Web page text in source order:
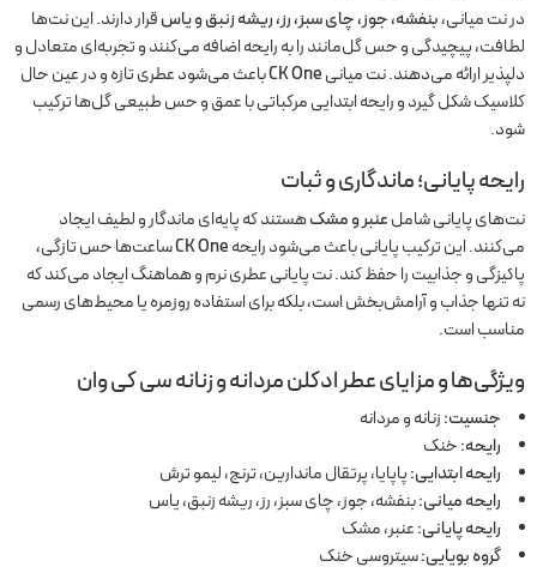
در نت میانی،بنفشه، جوز، چای سبز، رز، ریشه زنبق و یاسقرار دارند. این نت‌ها
لطافت، پیچیدگی و حس گل‌مانند را به رایحه اضافه می‌کنند و تجربه‌ای متعادل و
دلپذیر ارائه می‌دهند. نت میانیCK Oneباعث می‌شود عطری تازه و در عین حال
کلاسیک شکل گیرد و رایحه ابتدایی مرکباتی با عمق و حس طبیعی گل‌ها ترکیب
شود.
رایحه پایانی؛ ماندگاری و ثبات
نت‌های پایانی شاملعنبر و مشکهستند که پایه‌ای ماندگار و لطیف ایجاد
می‌کنند. این ترکیب پایانی باعث می‌شود رایحهCK Oneساعت‌ها حس تازگی،
پاکیزگی و جذابیت را حفظ کند. نت پایانی عطری نرم و هماهنگ ایجاد می‌کند که
نه تنها جذاب و آرامش‌بخش است، بلکه برای استفاده روزمره یا محیط‌های رسمی
مناسب است.
ویژگی‌ها و مزایای عطر ادکلن مردانه و زنانه سی کی وان
جنسیت:زنانه و مردانه
رایحه:خنک
رایحه ابتدایی:پاپایا، پرتقال ماندارین، ترنج، لیمو ترش
رایحه میانی:بنفشه، جوز، چای سبز، رز، ریشه زنبق، یاس
رایحه پایانی:عنبر، مشک
گروه بویایی:سیتروسی خنک